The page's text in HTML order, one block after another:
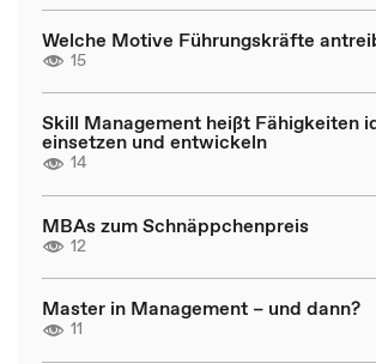
Welche Motive Führungskräfte
15
Skill Management heißt Fähigkeiten
einsetzen und entwickeln
14
MBAs zum Schnäppchenpreis
12
Master in Management – und dann?
11